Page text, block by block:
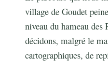
village de Goudet
niveau du hameau des
décidons, malgré le
cartographiques, de